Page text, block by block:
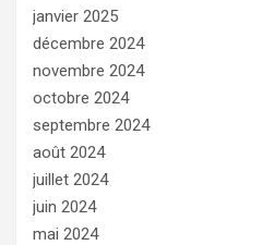
janvier 2025
décembre 2024
novembre 2024
octobre 2024
septembre 2024
août 2024
juillet 2024
juin 2024
mai 2024